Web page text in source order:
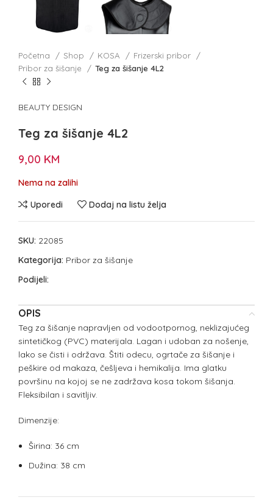
Početna Shop KOSA
Frizerski pribor
Pribor za šišanje
Teg za šišanje 4L2
BEAUTY DESIGN
Teg za šišanje 4L2
9,00 KM
Nema na zalihi
Uporedi
Dodaj na listu želja
SKU: 22085
Kategorija: Pribor za šišanje
Podijeli:
OPIS
Teg za šišanje napravljen od vodootpornog, neklizajućeg
sintetičkog (PVC) materijala. Lagan i udoban za nošenje,
lako se čisti i održava. Štiti odecu, ogrtače za šišanje i
peškire od makaza, češljeva i hemikalija. Ima glatku
površinu na kojoj se ne zadržava kosa tokom šišanja.
Fleksibilan i savitljiv.
Dimenzije:
Širina: 36 cm
Dužina: 38 cm